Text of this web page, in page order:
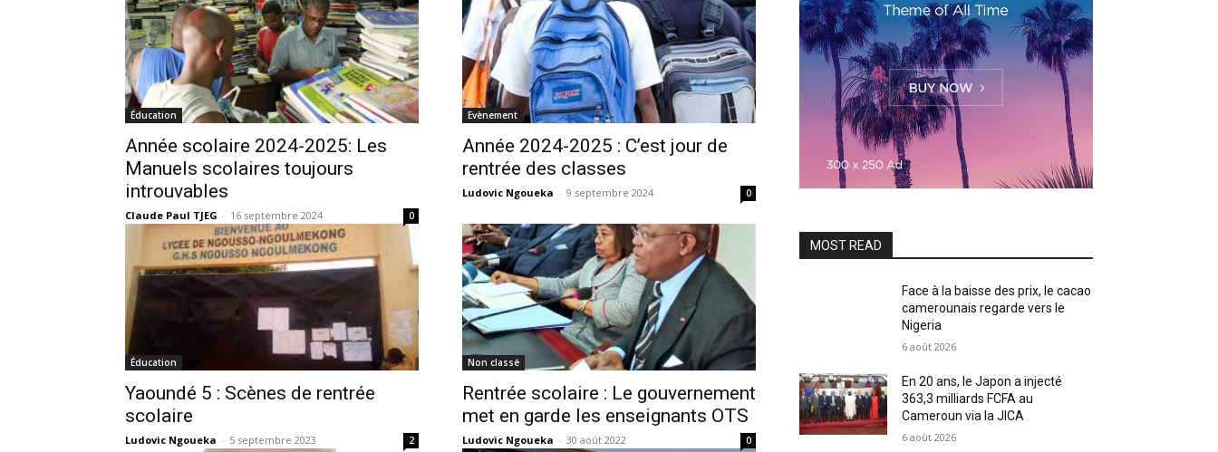
Éducation
Année scolaire 2024-2025: Les
Manuels scolaires toujours
introuvables
Claude Paul TJEG - 16 septembre 2024 0
Evènement
Année 2024-2025 : C’est jour de
rentrée des classes
Ludovic Ngoueka - 9 septembre 2024 0
Éducation
Yaoundé 5 : Scènes de rentrée
scolaire
Ludovic Ngoueka - 5 septembre 2023 2
Non classé
Rentrée scolaire : Le gouvernement
met en garde les enseignants OTS
Ludovic Ngoueka - 30 août 2022 0
MOST READ
Face à la baisse des prix, le cacao
camerounais regarde vers le
Nigeria
6 août 2026
En 20 ans, le Japon a injecté
363,3 milliards FCFA au
Cameroun via la JICA
6 août 2026